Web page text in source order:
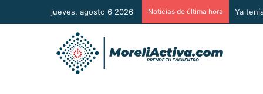
jueves, agosto 6 2026 Noticias de última hora Ya